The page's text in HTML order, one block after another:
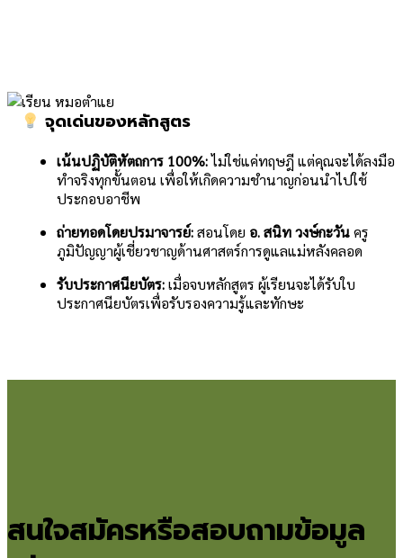
จุดเด่นของหลักสูตร
เน้นปฏิบัติหัตถการ 100%:ไม่ใช่แค่ทฤษฎี แต่คุณจะได้ลงมือ
ทำจริงทุกขั้นตอน เพื่อให้เกิดความชำนาญก่อนนำไปใช้
ประกอบอาชีพ
ถ่ายทอดโดยปรมาจารย์:สอนโดย อ. สนิท วงษ์กะวันครู
ภูมิปัญญาผู้เชี่ยวชาญด้านศาสตร์การดูแลแม่หลังคลอด
รับประกาศนียบัตร:เมื่อจบหลักสูตร ผู้เรียนจะได้รับใบ
ประกาศนียบัตรเพื่อรับรองความรู้และทักษะ
สนใจสมัครหรือสอบถามข้อมูล